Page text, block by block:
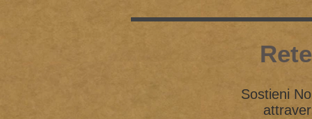
Sostieni